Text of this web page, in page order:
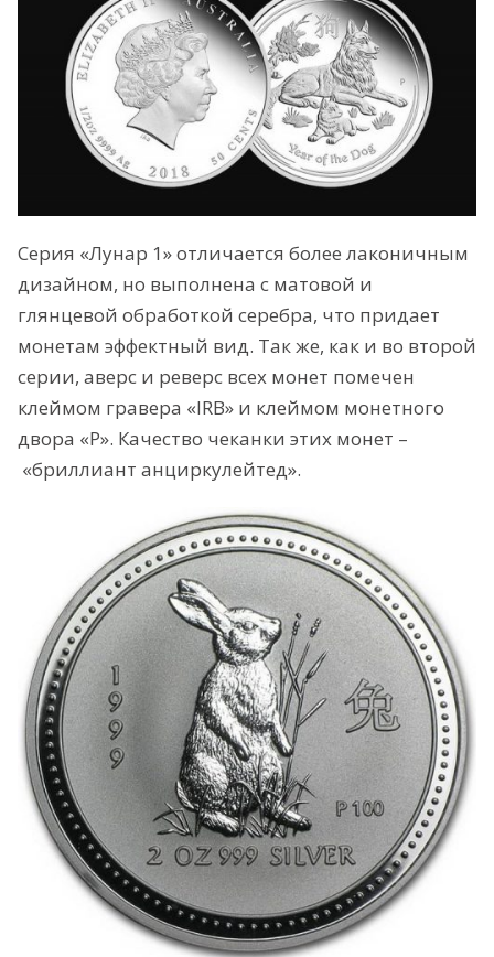
Серия «Лунар 1» отличается более лаконичным
дизайном, но выполнена с матовой и
глянцевой обработкой серебра, что придает
монетам эффектный вид. Так же, как и во второй
серии, аверс и реверс всех монет помечен
клеймом гравера «IRB» и клеймом монетного
двора «P». Качество чеканки этих монет –
«бриллиант анциркулейтед».